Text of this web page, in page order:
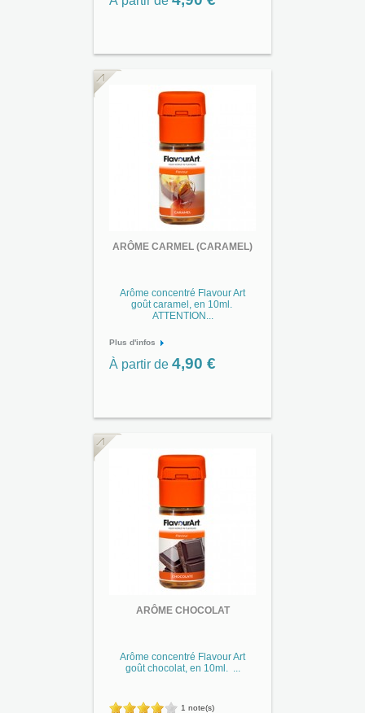
ARÔME CARMEL (CARAMEL)
Arôme concentré Flavour Art
goût caramel, en 10ml.
ATTENTION...
Plus d'infos
À partir de 4,90 €
ARÔME CHOCOLAT
Arôme concentré Flavour Art
goût chocolat, en 10ml. ...
1 note(s)